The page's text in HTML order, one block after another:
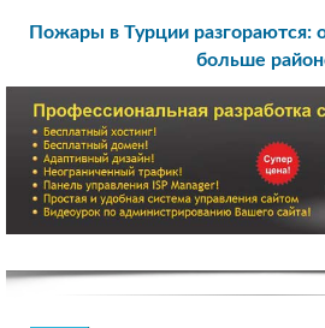
Пожары в Турции разгораются:
больше